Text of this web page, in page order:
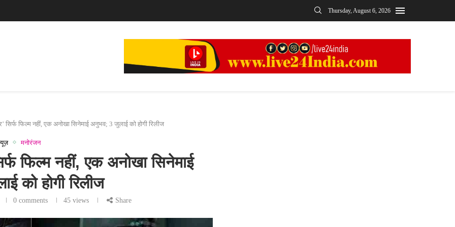
Thursday, August 6, 2026
सिर्फ फिल्म नहीं, एक अनोखा सिनेमाई अनुभव; 3 जुलाई को होगी रिलीज
मनोरंजन
फिल्म नहीं, एक अनोखा सिनेमाई
को होगी रिलीज
0 comments 45views Share